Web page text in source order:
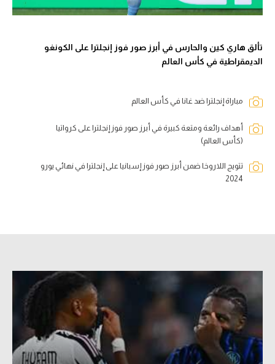
تألق هاري كين والحارس في أبرز صور فوز إنجلترا على الكونغو
الديمقراطية في كأس العالم
مباراة إنجلترا ضد غانا في كأس العالم
أهداف رائعة ومتعة كبيرة في أبرز صور فوز إنجلترا على كرواتيا
(كأس العالم)
تتويج اللاروخا ضمن أبرز صور فوز إسبانيا على إنجلترا في نهائي يورو
2024